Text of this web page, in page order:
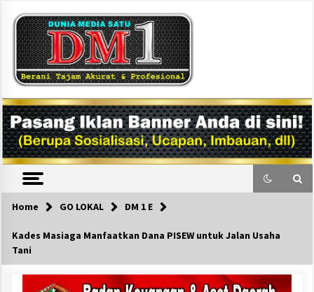
content
DM1
Home GO LOKAL DM 1 E
Kades Masiaga Manfaatkan Dana PISEW untuk Jalan Usaha
Tani